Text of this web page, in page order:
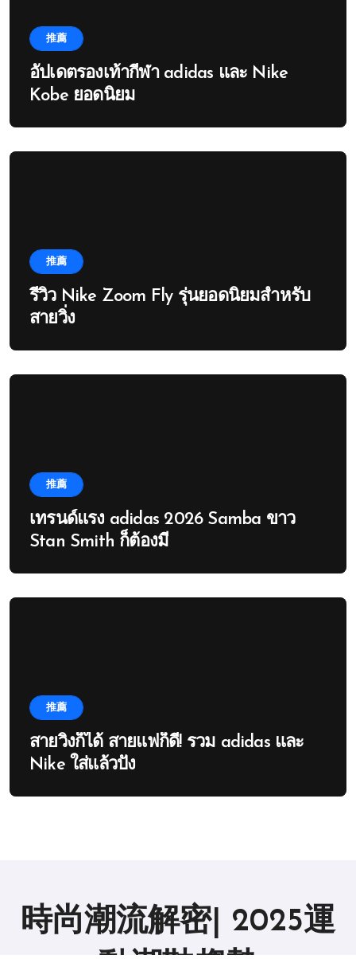
推薦
อัปเดตรองเท้ากีฬา adidas และ Nike
Kobe ยอดนิยม
推薦
รีวิว Nike Zoom Fly รุ่นยอดนิยมสำหรับ
สายวิ่ง
推薦
เทรนด์แรง adidas 2026 Samba ขาว
Stan Smith ก็ต้องมี
推薦
สายวิ่งก็ได้ สายแฟก็ดี! รวม adidas และ
Nike ใส่แล้วปัง
時尚潮流解密| 2025運